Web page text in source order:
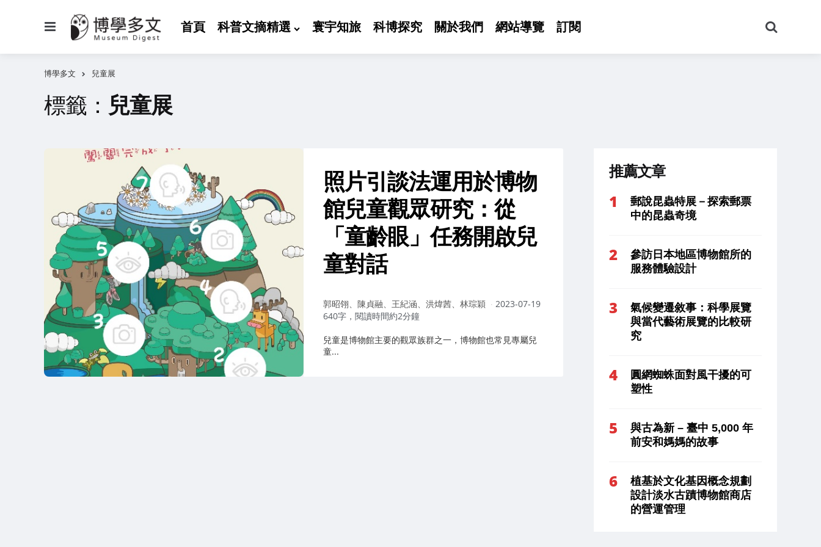
首頁 科普文摘精選 寰宇知旅 科博探究 關於我們 網站導覽 訂閱
尋
博學多文 兒童展
標籤： 兒童展
照片引談法運用於博物
館兒童觀眾研究：從
「童齡眼」任務開啟兒
童對話
作
者：
郭昭翎、陳貞融、王紀涵、洪煒茜、林琮穎
2023-07-19
640字，閱讀時間約2分鐘
兒童是博物館主要的觀眾族群之一，博物館也常見專屬兒
童...
推薦文章
郵說昆蟲特展－探索郵票
中的昆蟲奇境
參訪日本地區博物館所的
服務體驗設計
氣候變遷敘事：科學展覽
與當代藝術展覽的比較研
究
圓網蜘蛛面對風干擾的可
塑性
與古為新 – 臺中 5,000 年
前安和媽媽的故事
植基於文化基因概念規劃
設計淡水古蹟博物館商店
的營運管理